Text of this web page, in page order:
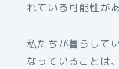
れている可能性が
私たちが暮らして
なっていることは